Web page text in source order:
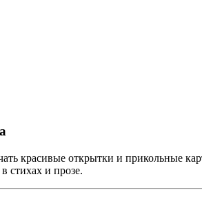
красивые открытки и прикольные
стихах и прозе.